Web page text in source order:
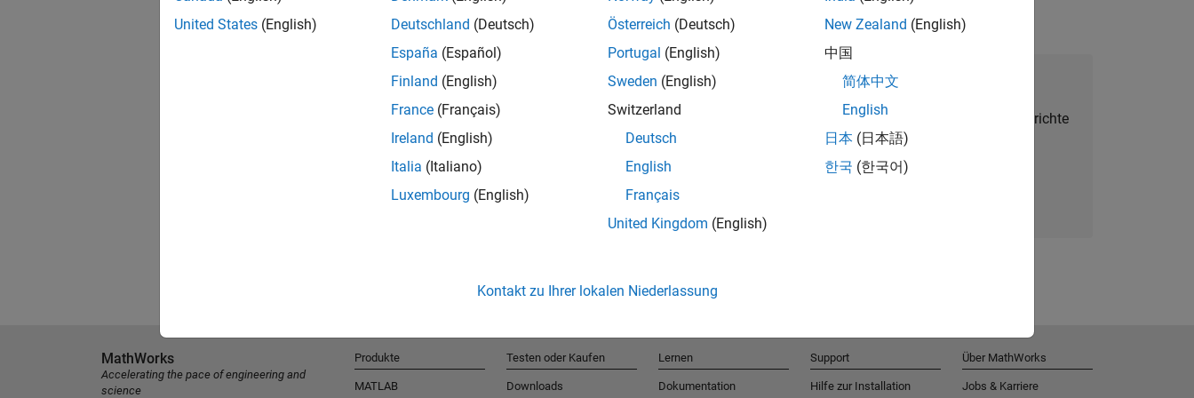
Talent Network beitreten
Erhalten Sie personalisierte Stellenangebote, Berichte
und Unternehmensneuigkeiten.
United States (English)
Deutschland (Deutsch)
España (Español)
Finland (English)
France (Français)
Ireland (English)
Italia (Italiano)
Luxembourg (English)
Österreich (Deutsch)
Portugal (English)
Sweden (English)
Switzerland
Deutsch
English
Français
United Kingdom (English)
New Zealand (English)
中国
简体中文
English
日本 (日本語)
한국 (한국어)
Kontakt zu Ihrer lokalen Niederlassung
MathWorks
Accelerating the pace of engineering and
science
Produkte
MATLAB
Testen oder Kaufen
Downloads
Lernen
Dokumentation
Support
Hilfe zur Installation
Über MathWorks
Jobs & Karriere